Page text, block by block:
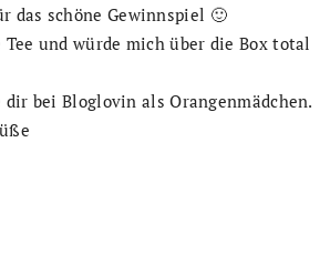
das schöne Gewinnspiel 🙂
und würde mich über die Box total
dir bei Bloglovin als Orangenmädchen.